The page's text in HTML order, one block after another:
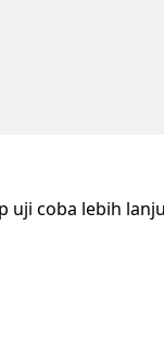
uji coba lebih